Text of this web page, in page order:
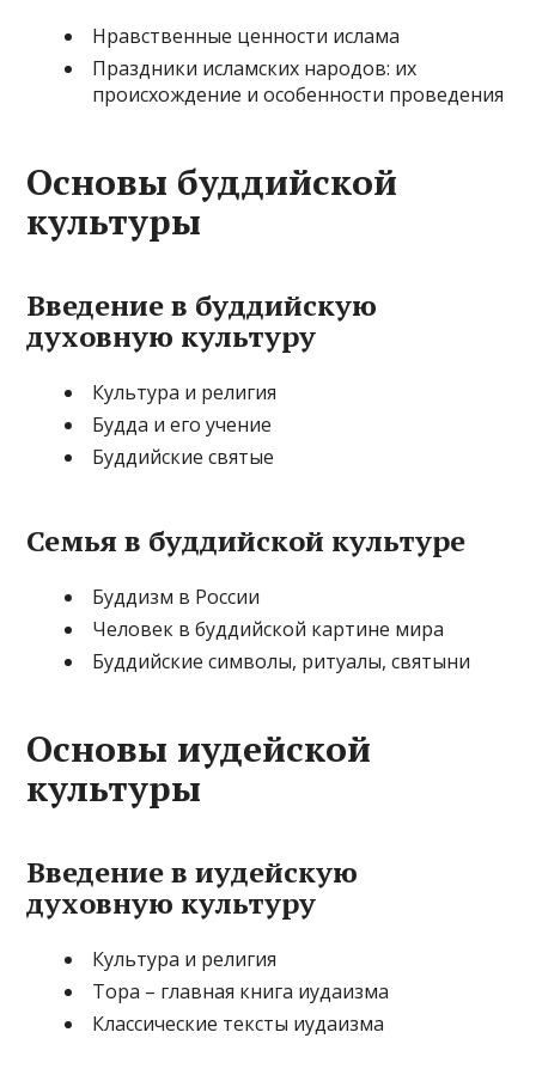
Нравственные ценности ислама
Праздники исламских народов: их
происхождение и особенности проведения
Основы буддийской
культуры
Введение в буддийскую
духовную культуру
Культура и религия
Будда и его учение
Буддийские святые
Семья в буддийской культуре
Буддизм в России
Человек в буддийской картине мира
Буддийские символы, ритуалы, святыни
Основы иудейской
культуры
Введение в иудейскую
духовную культуру
Культура и религия
Тора – главная книга иудаизма
Классические тексты иудаизма